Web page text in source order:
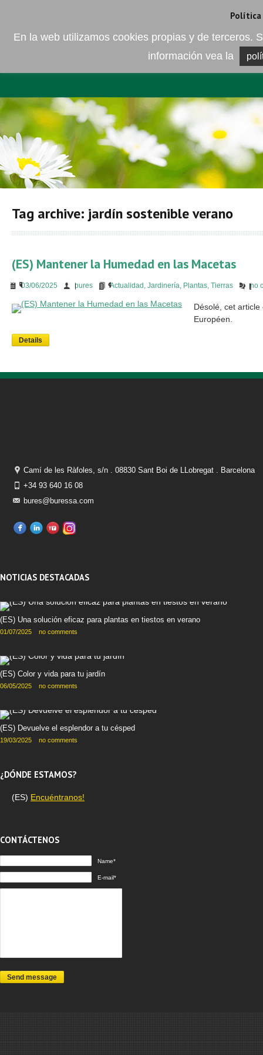
EMPRESA ELEMENTO DEL
Tag archive: jardín sostenible verano
(ES) Mantener la Humedad en las Macetas
03/06/2025 bures Actualidad , Jardinería, Plantas, Tierras no
Désolé, cet
Européen.
Details
Camí de les Ràfoles, s/n . 08830 Sant Boi de LLobregat . Barcelona
+34 93 640 16 08
bures@buressa.com
NOTICIAS DESTACADAS
(ES) Una solución eficaz para plantas en tiestos en verano
01/07/2025 no comments
(ES) Color y vida para tu jardín
06/05/2025 no comments
(ES) Devuelve el esplendor a tu césped
19/03/2025 no comments
¿DÓNDE ESTAMOS?
(ES) Encuéntranos!
CONTÁCTENOS
Name*
E-mail*
Send message
Política
En la web utilizamos cookies propias y de terceros.
información vea la